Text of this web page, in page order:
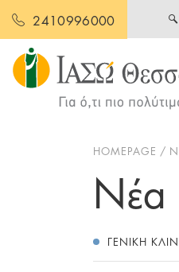
2410996000
HOMEPAGE
Νέα
ΓΕΝΙΚΉ